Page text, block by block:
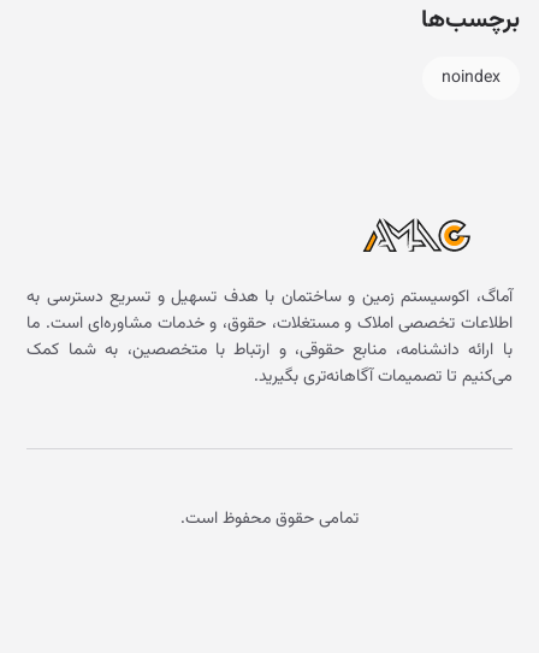
برچسب‌ها
noindex
آماگ، اکوسیستم زمین و ساختمان با هدف تسهیل و تسریع دسترسی به
اطلاعات تخصصی املاک و مستغلات، حقوق، و خدمات مشاوره‌ای است. ما
با ارائه دانشنامه، منابع حقوقی، و ارتباط با متخصصین، به شما کمک
می‌کنیم تا تصمیمات آگاهانه‌تری بگیرید.
تمامی حقوق محفوظ است.